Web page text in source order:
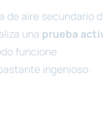
de aire secundario
una prueba
funcione
ingenioso: